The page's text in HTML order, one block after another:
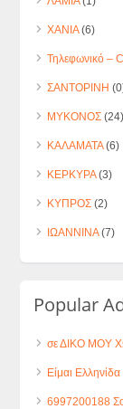
ΧΑΝΙΑ(6)
Τηλεφωνικό –
ΣΑΝΤΟΡΙΝΗ
ΜΥΚΟΝΟΣ (24)
ΚΑΛΑΜΑΤΑ(6)
ΚΕΡΚΥΡΑ(3)
ΚΥΠΡΟΣ (2)
ΙΩΑΝΝΙΝΑ(7)
Popular
σε ΔΙΚΟ ΜΟΥ
Είμαι
6997200188